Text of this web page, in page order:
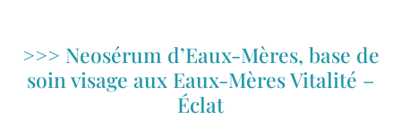
>>> Neosérum d’Eaux-Mères, base de
soin visage aux Eaux-Mères Vitalité –
Éclat